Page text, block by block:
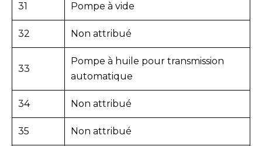
31 Pompe à vide
32 Non attribué
33
Pompe à huile pour transmission
automatique
34 Non attribué
35 Non attribué